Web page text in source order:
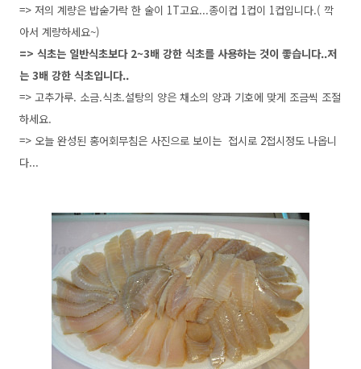
=> 저의 계량은 밥숟가락 한 술이 1T고요...종이컵 1컵이 1컵입니다.( 깍
아서 계량하세요~)
=> 식초는 일반식초보다 2~3배 강한 식초를 사용하는 것이 좋습니다..저
는 3배 강한 식초입니다..
=> 고추가루. 소금.식초.설탕의 양은 채소의 양과 기호에 맞게 조금씩 조절
하세요.
=> 오늘 완성된 홍어회무침은 사진으로 보이는 접시로 2접시정도 나옵니
다...